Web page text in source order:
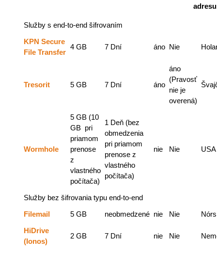
adresu
Služby s end-to-end šifrovaním
KPN Secure
File Transfer
4 GB 7 Dní áno Nie
Tresorit 5 GB 7 Dní áno
áno
(Pravosť
nie je
overená)
Wormhole
5 GB (10
GB pri
priamom
prenose
z
vlastného
počítača)
1 Deň (bez
obmedzenia
pri priamom
prenose z
vlastného
počítača)
nie Nie USA
Služby bez šifrovania typu end-to-end
Filemail
5 GB neobmedzené nie Nie
HiDrive
(Ionos)
2 GB 7 Dní nie Nie